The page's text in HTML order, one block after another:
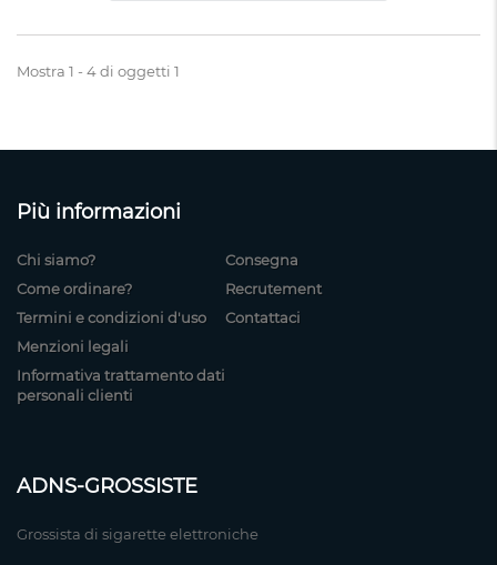
Mostra 1 - 4 di oggetti 1
Più informazioni
Chi siamo?
Come ordinare?
Termini e condizioni d'uso
Menzioni legali
Informativa trattamento dati
personali clienti
Consegna
Recrutement
Contattaci
ADNS-GROSSISTE
Grossista di sigarette elettroniche